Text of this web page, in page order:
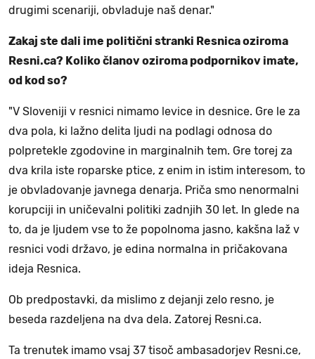
drugimi scenariji, obvladuje naš denar."
Zakaj ste dali ime politični stranki Resnica oziroma
Resni.ca? Koliko članov oziroma podpornikov imate,
od kod so?
"V Sloveniji v resnici nimamo levice in desnice. Gre le za
dva pola, ki lažno delita ljudi na podlagi odnosa do
polpretekle zgodovine in marginalnih tem. Gre torej za
dva krila iste roparske ptice, z enim in istim interesom, to
je obvladovanje javnega denarja. Priča smo nenormalni
korupciji in uničevalni politiki zadnjih 30 let. In glede na
to, da je ljudem vse to že popolnoma jasno, kakšna laž v
resnici vodi državo, je edina normalna in pričakovana
ideja Resnica.
Ob predpostavki, da mislimo z dejanji zelo resno, je
beseda razdeljena na dva dela. Zatorej Resni.ca.
Ta trenutek imamo vsaj 37 tisoč ambasadorjev Resni.ce,